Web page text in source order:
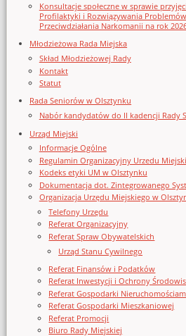
Konsultacje społeczne w sprawie
Profilaktyki i Rozwiązywania
Przeciwdziałania Narkomanii na rok
Młodzieżowa Rada Miejska
Skład Młodzieżowej Rady
Kontakt
Statut
Rada Seniorów w Olsztynku
Nabór kandydatów do II kadencji Rady
Urząd Miejski
Informacje Ogólne
Regulamin Organizacyjny Urzedu
Kodeks etyki UM w Olsztynku
Dokumentacja dot. Zintegrowanego
Organizacja Urzędu Miejskiego w
Telefony Urzędu
Referat Organizacyjny
Referat Spraw Obywatelskich
Urząd Stanu Cywilnego
Referat Finansów i Podatków
Referat Inwestycji i Ochrony
Referat Gospodarki
Referat Gospodarki Mieszkaniowej
Referat Promocji
Biuro Rady Miejskiej